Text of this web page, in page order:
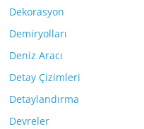
Dekorasyon
Demiryolları
Deniz Aracı
Detay Çizimleri
Detaylandırma
Devreler